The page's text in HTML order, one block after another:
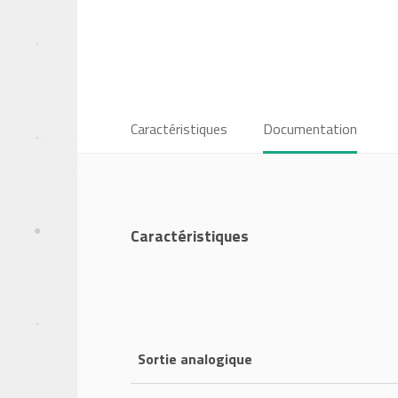
Caractéristiques Documentation
Caractéristiques
Sortie analogique